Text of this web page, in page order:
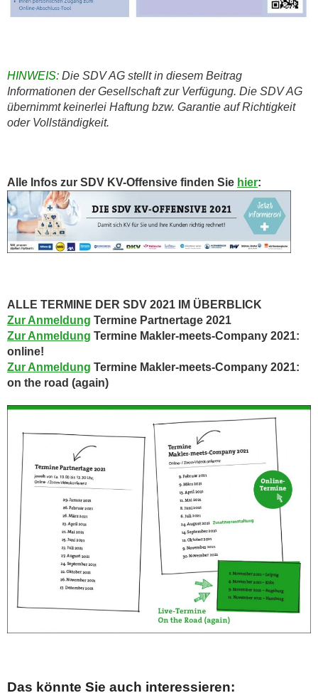
HINWEIS: Die SDV AG stellt in diesem Beitrag
Informationen der Gesellschaft zur Verfügung. Die SDV AG
übernimmt keinerlei Haftung bzw. Garantie auf Richtigkeit
oder Vollständigkeit.
Alle Infos zur SDV KV-Offensive finden Sie hier:
ALLE TERMINE DER SDV 2021 IM ÜBERBLICK
Zur Anmeldung Termine Partnertage 2021
Zur Anmeldung Termine Makler-meets-Company 2021:
online!
Zur Anmeldung Termine Makler-meets-Company 2021:
on the road (again)
Das könnte Sie auch interessieren: